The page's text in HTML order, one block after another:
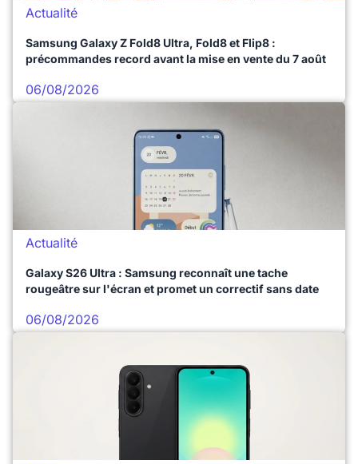
Actualité
Samsung Galaxy Z Fold8 Ultra, Fold8 et Flip8 :
précommandes record avant la mise en vente du 7 août
06/08/2026
Actualité
Galaxy S26 Ultra : Samsung reconnaît une tache
rougeâtre sur l'écran et promet un correctif sans date
06/08/2026